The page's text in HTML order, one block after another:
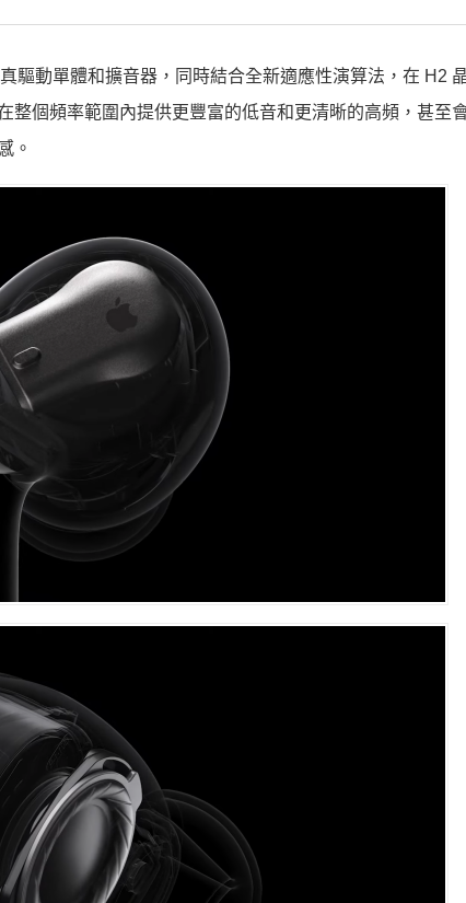
驅動單體和擴音器，同時結合全新適應性演算法，在 H2
整個頻率範圍內提供更豐富的低音和更清晰的高頻，甚至
。